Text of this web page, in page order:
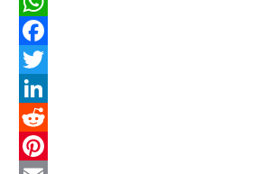
W
h
a
t
s
F
a
c
e
T
w
L
R